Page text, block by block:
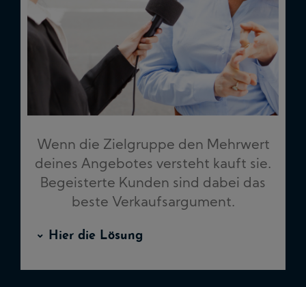
Wenn die Zielgruppe den Mehrwert
deines Angebotes versteht kauft sie.
Begeisterte Kunden sind dabei das
beste Verkaufsargument.
Hier die Lösung